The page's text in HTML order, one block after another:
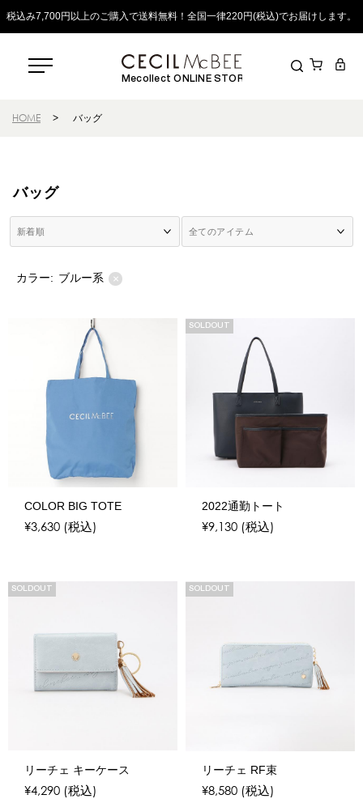
税込み7,700円以上のご購入で送料無料！全国一律220円(税込)でお届けします。
Mecollect ONLINE STORE
HOME > バッグ
バッグ
カラー: ブルー系 ×
COLOR BIG TOTE
¥3,630 (税込)
SOLDOUT
2022通勤トート
¥9,130 (税込)
SOLDOUT
リーチェ キーケース
¥4,290 (税込)
SOLDOUT
リーチェ RF束
¥8,580 (税込)